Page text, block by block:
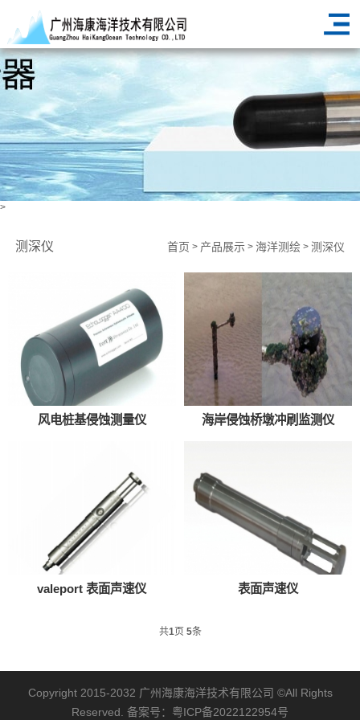
>
测深仪 首页 > 产品展示 > 海洋测绘 > 测深仪
风电桩基侵蚀测量仪 海岸侵蚀桥墩冲刷监测仪
valeport 表面声速仪 表面声速仪
共1页 5条
Copyright 2015-2032 广州海康海洋技术有限公司 ©All Rights
Reserved. 备案号： 粤ICP备2022122954号